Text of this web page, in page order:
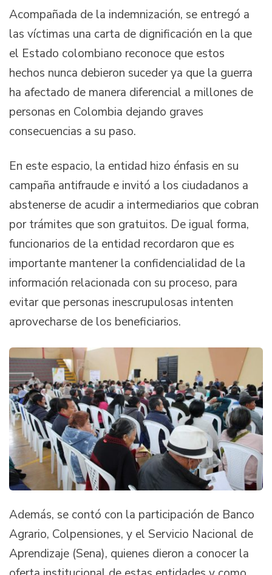
Acompañada de la indemnización, se entregó a
las víctimas una carta de dignificación en la que
el Estado colombiano reconoce que estos
hechos nunca debieron suceder ya que la guerra
ha afectado de manera diferencial a millones de
personas en Colombia dejando graves
consecuencias a su paso.
En este espacio, la entidad hizo énfasis en su
campaña antifraude e invitó a los ciudadanos a
abstenerse de acudir a intermediarios que cobran
por trámites que son gratuitos. De igual forma,
funcionarios de la entidad recordaron que es
importante mantener la confidencialidad de la
información relacionada con su proceso, para
evitar que personas inescrupulosas intenten
aprovecharse de los beneficiarios.
Además, se contó con la participación de Banco
Agrario, Colpensiones, y el Servicio Nacional de
Aprendizaje (Sena), quienes dieron a conocer la